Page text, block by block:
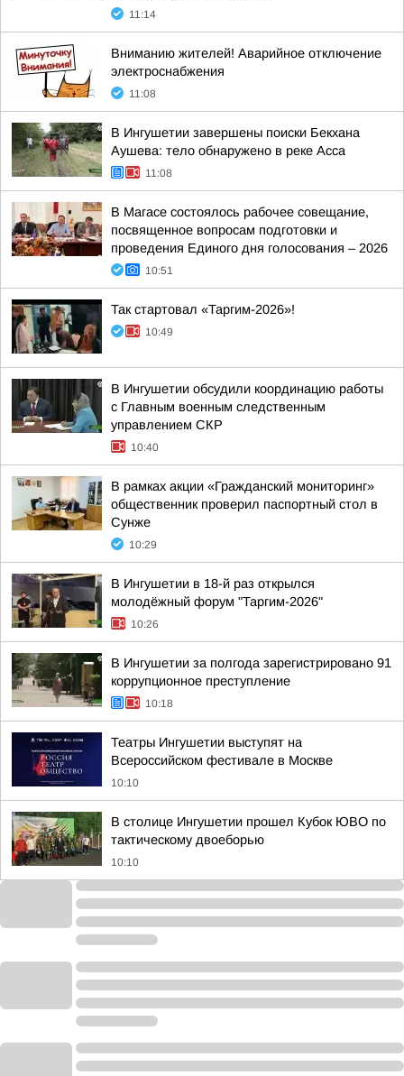
11:14
Вниманию жителей! Аварийное отключение
электроснабжения
11:08
В Ингушетии завершены поиски Бекхана
Аушева: тело обнаружено в реке Асса
11:08
В Магасе состоялось рабочее совещание,
посвященное вопросам подготовки и
проведения Единого дня голосования – 2026
10:51
Так стартовал «Таргим-2026»!
10:49
В Ингушетии обсудили координацию работы
с Главным военным следственным
управлением СКР
10:40
В рамках акции «Гражданский мониторинг»
общественник проверил паспортный стол в
Сунже
10:29
В Ингушетии в 18-й раз открылся
молодёжный форум "Таргим-2026"
10:26
В Ингушетии за полгода зарегистрировано 91
коррупционное преступление
10:18
Театры Ингушетии выступят на
Всероссийском фестивале в Москве
10:10
В столице Ингушетии прошел Кубок ЮВО по
тактическому двоеборью
10:10